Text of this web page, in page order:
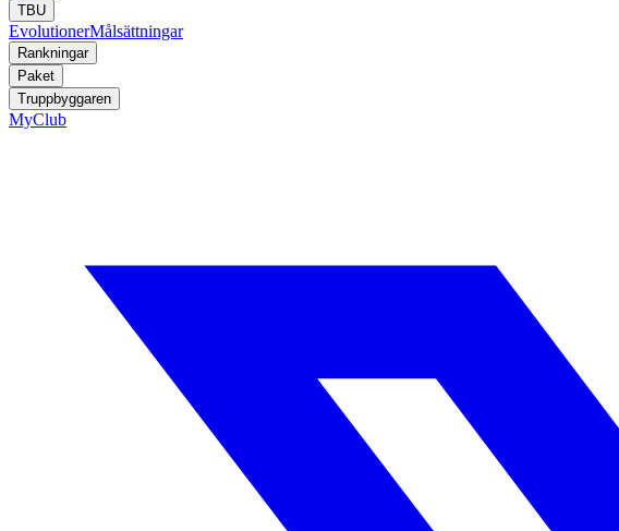
TBU
EvolutionerMålsättningar
Rankningar
Paket
Truppbyggaren
MyClub